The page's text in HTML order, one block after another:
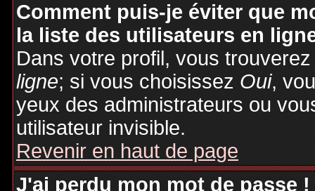
Comment puis-je éviter que
la liste des utilisateurs en
Dans votre profil, vous
ligne; si vous choisissezOui,
yeux des administrateurs ou
utilisateur invisible.
Revenir en haut de page
J'ai perdu mon mot de passe !